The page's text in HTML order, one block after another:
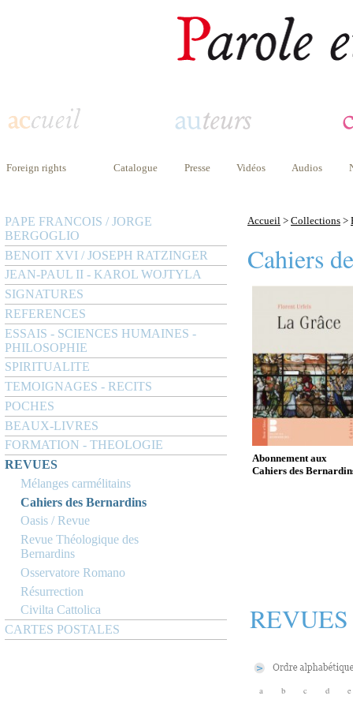
Foreign rights Catalogue Presse Vidéos Audios
PAPE FRANCOIS / JORGE
BERGOGLIO
BENOIT XVI / JOSEPH RATZINGER
JEAN-PAUL II - KAROL WOJTYLA
SIGNATURES
REFERENCES
ESSAIS - SCIENCES HUMAINES -
PHILOSOPHIE
SPIRITUALITE
TEMOIGNAGES - RECITS
POCHES
BEAUX-LIVRES
FORMATION - THEOLOGIE
REVUES
Mélanges carmélitains
Cahiers des Bernardins
Oasis / Revue
Revue Théologique des
Bernardins
Osservatore Romano
Résurrection
Civilta Cattolica
CARTES POSTALES
Accueil > Collections >
Cahiers
Abonnement aux
Cahiers des
REVUES
a b c d e